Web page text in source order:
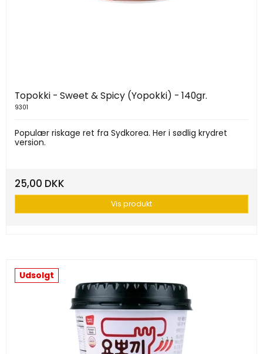
Topokki - Sweet & Spicy (Yopokki) - 140gr.
9301
Populær riskage ret fra Sydkorea. Her i sødlig krydret
version.
25,00 DKK
Vis produkt
Udsolgt